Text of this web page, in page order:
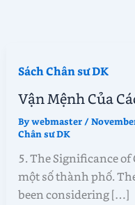
Sách Chân sư DK
Vận Mệnh Của
Bywebmaster /
Chân sư DK
5. The Significance
một số thành phố.
been considering […]